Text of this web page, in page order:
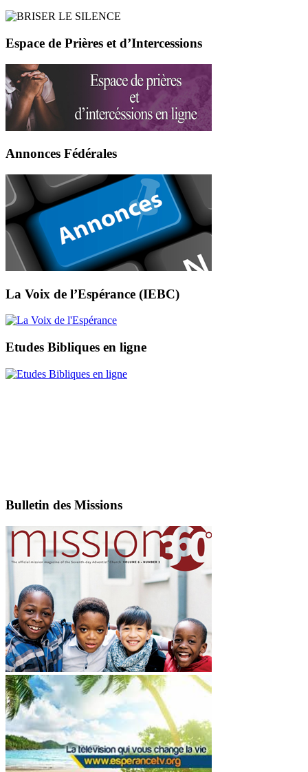
Espace de Prières et d’Intercessions
Annonces Fédérales
La Voix de l’Espérance (IEBC)
Etudes Bibliques en ligne
Bulletin des Missions